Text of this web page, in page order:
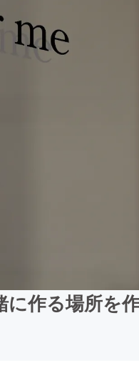
作る場所を